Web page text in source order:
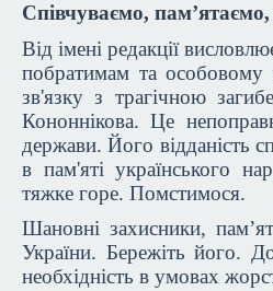
Співчуваємо,
Від імені редакції
побратимам та особовому
зв'язку з трагічною
Кононнікова. Це
держави. Його відданість
в пам'яті українського
тяжке горе. Помстимося.
Шановні захисники,
України. Бережіть його.
необхідність в умовах